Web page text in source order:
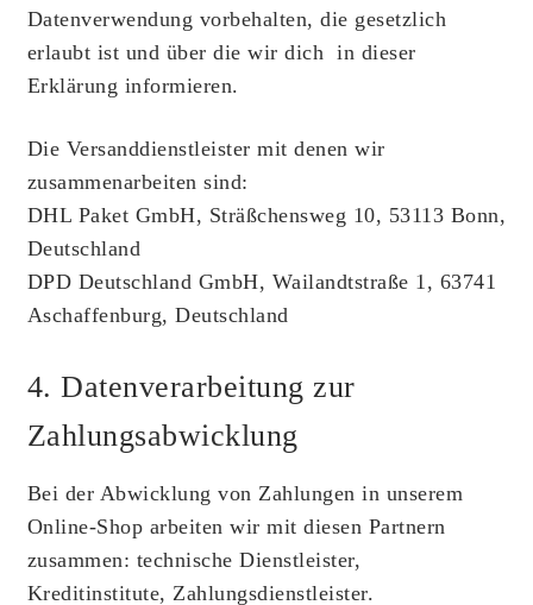
Datenverwendung vorbehalten, die gesetzlich
erlaubt ist und über die wir dich in dieser
Erklärung informieren.
Die Versanddienstleister mit denen wir
zusammenarbeiten sind:
DHL Paket GmbH, Sträßchensweg 10, 53113 Bonn,
Deutschland
DPD Deutschland GmbH, Wailandtstraße 1, 63741
Aschaffenburg, Deutschland
4. Datenverarbeitung zur
Zahlungsabwicklung
Bei der Abwicklung von Zahlungen in unserem
Online-Shop arbeiten wir mit diesen Partnern
zusammen: technische Dienstleister,
Kreditinstitute, Zahlungsdienstleister.